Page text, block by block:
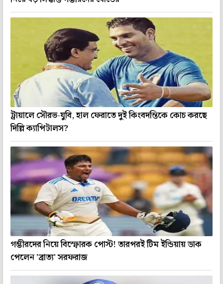
ট্রায়ালে সৌরভ-যুবি, হাল ফেরাতে দুই কিংবদন্তিকে কোচ করছে
দিল্লি ক্যাপিটালস?
গম্ভীরদের নিয়ে বিস্ফোরক পোস্ট! তারপরই টিম ইন্ডিয়ায় ডাক
পেলেন 'ব্রাত্য' সরফরাজ